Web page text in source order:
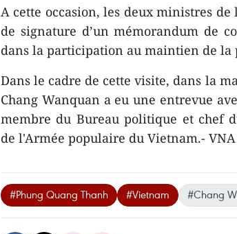
A cette occasion, les deux ministres
de signature d’un mémorandum de
dans la participation au maintien de la
Dans le cadre de cette visite, dans la
Chang Wanquan a eu une entrevue
membre du Bureau politique et chef
de l'Armée populaire du Vietnam.- VNA
#Phung Quang Thanh #Vietnam #Chang